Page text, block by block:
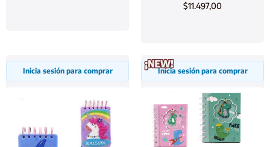
$11.497,00
Inicia sesión para comprar Inicia sesión para comprar